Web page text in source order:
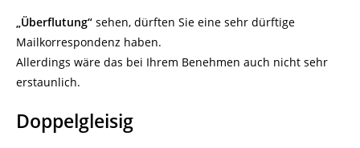
„Überflutung“ sehen, dürften Sie eine sehr dürftige
Mailkorrespondenz haben.
Allerdings wäre das bei Ihrem Benehmen auch nicht sehr
erstaunlich.
Doppelgleisig